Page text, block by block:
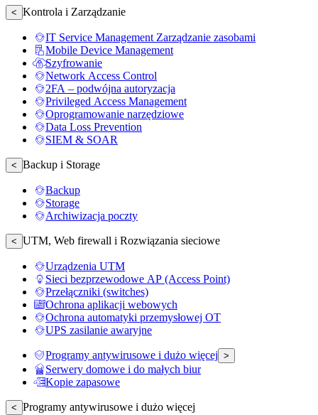
< Kontrola i Zarządzanie
IT Service Management Zarządzanie zasobami
Mobile Device Management
Szyfrowanie
Network Access Control
2FA – podwójna autoryzacja
Privileged Access Management
Oprogramowanie narzędziowe
Data Loss Prevention
SIEM & SOAR
< Backup i Storage
Backup
Storage
Archiwizacja poczty
< UTM, Web firewall i Rozwiązania sieciowe
Urządzenia UTM
Sieci bezprzewodowe AP (Access Point)
Przełączniki (switches)
Ochrona aplikacji webowych
Ochrona automatyki przemysłowej OT
UPS zasilanie awaryjne
Programy antywirusowe i dużo więcej >
Serwery domowe i do małych biur
Kopie zapasowe
< Programy antywirusowe i dużo więcej